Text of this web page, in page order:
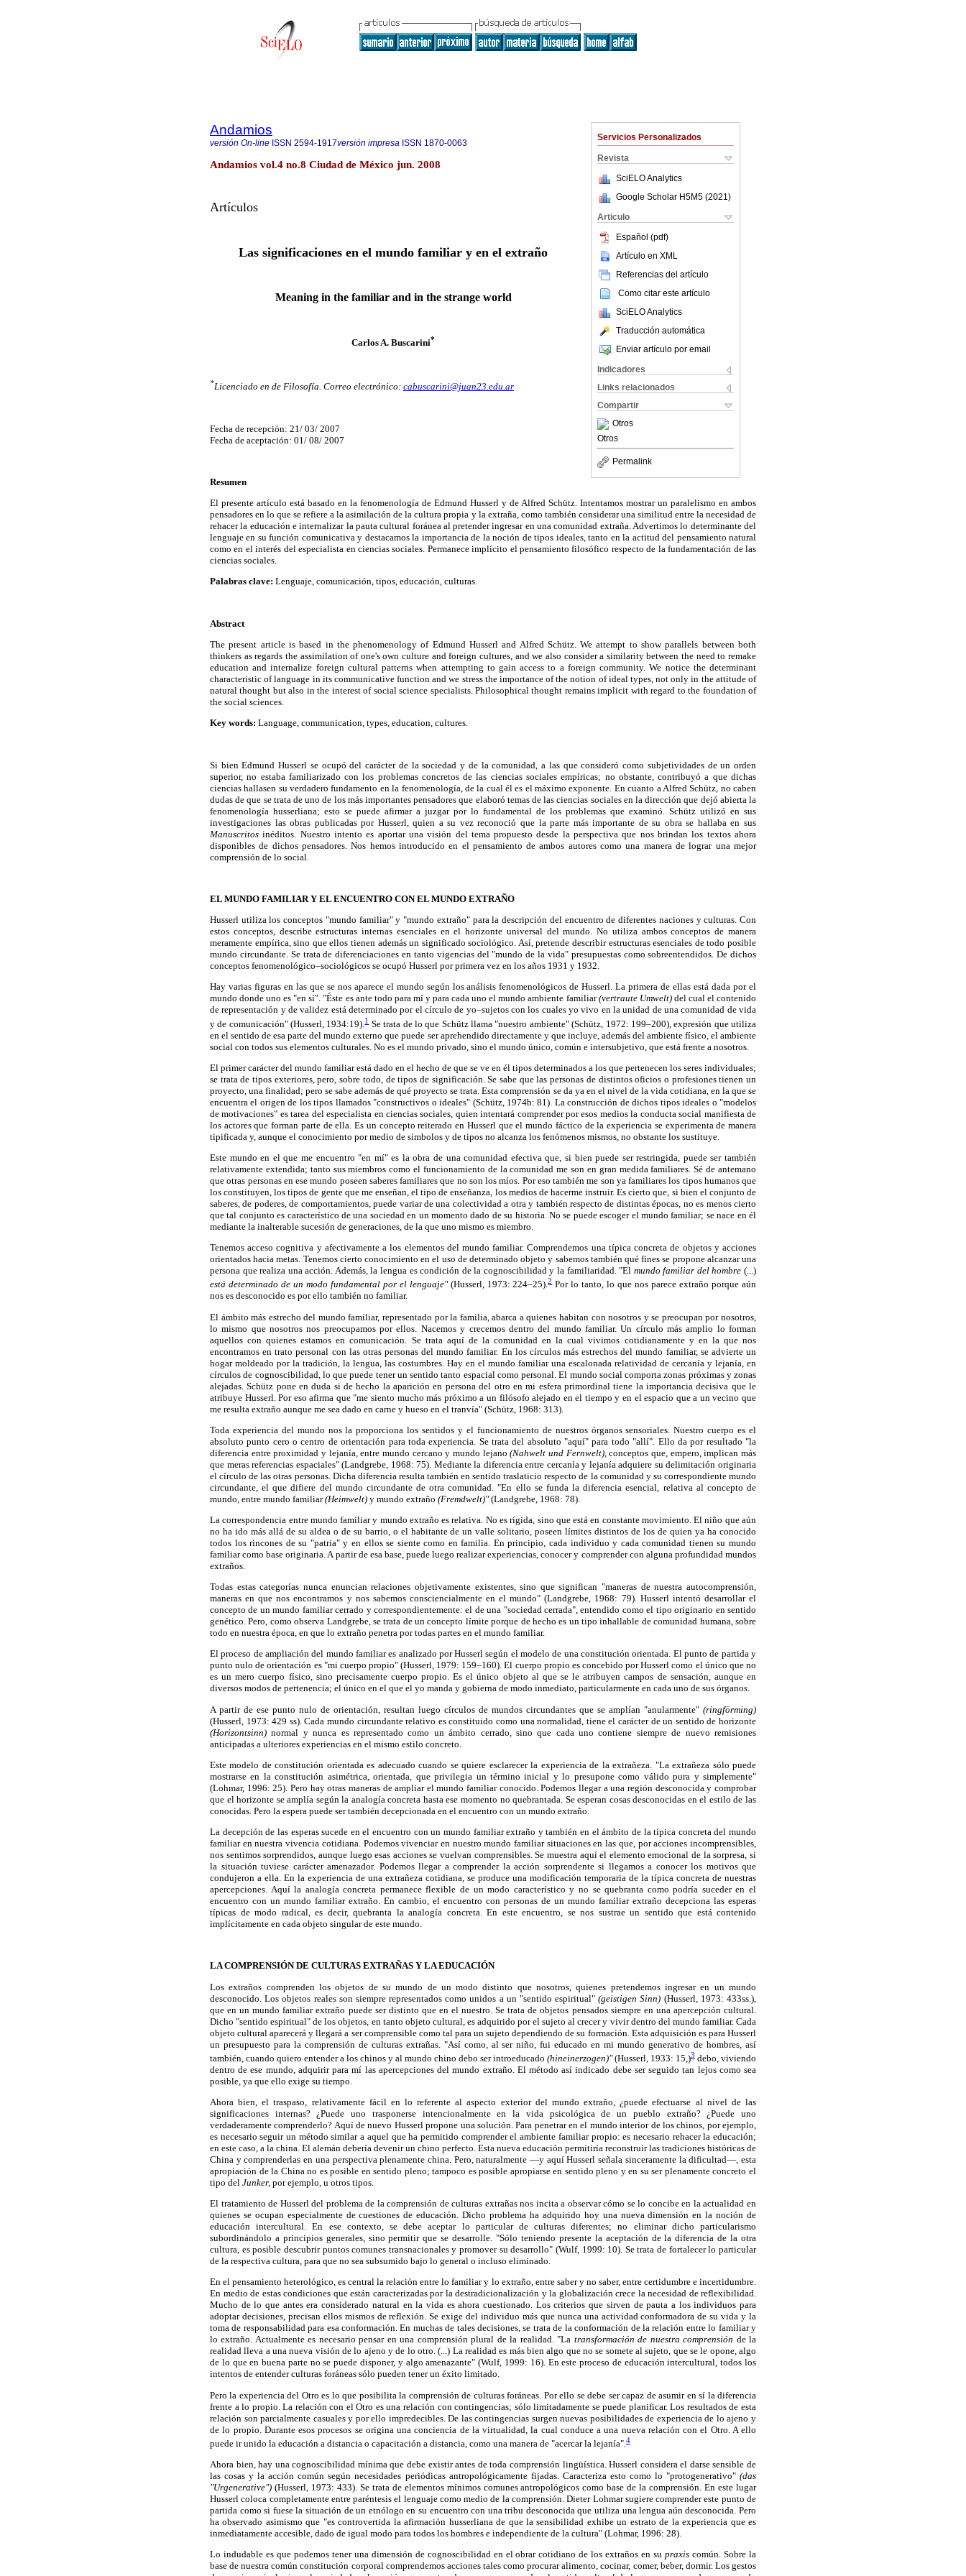
Servicios Personalizados
Revista
SciELO Analytics
Google Scholar H5M5 (2021 )
Articulo
Español (pdf)
Artículo en XML
Referencias del artículo
Como citar este artículo
SciELO Analytics
Traducción automática
Enviar artículo por email
Indicadores
Links relacionados
Compartir
Otros
Otros
Permalink
Andamios
versión On-line ISSN 2594-1917versión impresa ISSN 1870-0063
Andamios vol.4 no.8 Ciudad de México jun. 2008
Artículos
Las significaciones en el mundo familiar y en el extraño
Meaning in the familiar and in the strange world
Carlos A. Buscarini*
*Licenciado en de Filosofía. Correo electrónico: cabuscarini@juan23.edu.ar
Fecha de recepción: 21/ 03/ 2007
Fecha de aceptación: 01/ 08/ 2007
Resumen
El presente artículo está basado en la fenomenología de Edmund Husserl y de Alfred Schütz. Intentamos mostrar un paralelismo en ambos
pensadores en lo que se refiere a la asimilación de la cultura propia y la extraña, como también considerar una similitud entre la necesidad de
rehacer la educación e internalizar la pauta cultural foránea al pretender ingresar en una comunidad extraña. Advertimos lo determinante del
lenguaje en su función comunicativa y destacamos la importancia de la noción de tipos ideales, tanto en la actitud del pensamiento natural
como en el interés del especialista en ciencias sociales. Permanece implícito el pensamiento filosófico respecto de la fundamentación de las
ciencias sociales.
Palabras clave: Lenguaje, comunicación, tipos, educación, culturas.
Abstract
The present article is based in the phenomenology of Edmund Husserl and Alfred Schütz. We attempt to show parallels between both
thinkers as regards the assimilation of one's own culture and foreign cultures, and we also consider a similarity between the need to remake
education and internalize foreign cultural patterns when attempting to gain access to a foreign community. We notice the determinant
characteristic of language in its communicative function and we stress the importance of the notion of ideal types, not only in the attitude of
natural thought but also in the interest of social science specialists. Philosophical thought remains implicit with regard to the foundation of
the social sciences.
Key words: Language, communication, types, education, cultures.
Si bien Edmund Husserl se ocupó del carácter de la sociedad y de la comunidad, a las que consideró como subjetividades de un orden
superior, no estaba familiarizado con los problemas concretos de las ciencias sociales empíricas; no obstante, contribuyó a que dichas
ciencias hallasen su verdadero fundamento en la fenomenología, de la cual él es el máximo exponente. En cuanto a Alfred Schütz, no caben
dudas de que se trata de uno de los más importantes pensadores que elaboró temas de las ciencias sociales en la dirección que dejó abierta la
fenomenología husserliana; esto se puede afirmar a juzgar por lo fundamental de los problemas que examinó. Schütz utilizó en sus
investigaciones las obras publicadas por Husserl, quien a su vez reconoció que la parte más importante de su obra se hallaba en sus
Manuscritosinéditos. Nuestro intento es aportar una visión del tema propuesto desde la perspectiva que nos brindan los textos ahora
disponibles de dichos pensadores. Nos hemos introducido en el pensamiento de ambos autores como una manera de lograr una mejor
comprensión de lo social.
EL MUNDO FAMILIAR Y EL ENCUENTRO CON EL MUNDO EXTRAÑO
Husserl utiliza los conceptos "mundo familiar" y "mundo extraño" para la descripción del encuentro de diferentes naciones y culturas. Con
estos conceptos, describe estructuras internas esenciales en el horizonte universal del mundo. No utiliza ambos conceptos de manera
meramente empírica, sino que ellos tienen además un significado sociológico. Así, pretende describir estructuras esenciales de todo posible
mundo circundante. Se trata de diferenciaciones en tanto vigencias del "mundo de la vida" presupuestas como sobreentendidos. De dichos
conceptos fenomenológico–sociológicos se ocupó Husserl por primera vez en los años 1931 y 1932.
Hay varias figuras en las que se nos aparece el mundo según los análisis fenomenológicos de Husserl. La primera de ellas está dada por el
mundo donde uno es "en sí". "Éste es ante todo para mí y para cada uno el mundo ambiente familiar(vertraute Umwelt) del cual el contenido
de representación y de validez está determinado por el círculo de yo–sujetos con los cuales yo vivo en la unidad de una comunidad de vida
y de comunicación" (Husserl, 1934:19).1 Se trata de lo que Schütz llama "nuestro ambiente" (Schütz, 1972: 199–200), expresión que utiliza
en el sentido de esa parte del mundo externo que puede ser aprehendido directamente y que incluye, además del ambiente físico, el ambiente
social con todos sus elementos culturales. No es el mundo privado, sino el mundo único, común e intersubjetivo, que está frente a nosotros.
El primer carácter del mundo familiar está dado en el hecho de que se ve en él tipos determinados a los que pertenecen los seres individuales;
se trata de tipos exteriores, pero, sobre todo, de tipos de significación. Se sabe que las personas de distintos oficios o profesiones tienen un
proyecto, una finalidad; pero se sabe además de qué proyecto se trata. Esta comprensión se da ya en el nivel de la vida cotidiana, en la que se
encuentra el origen de los tipos llamados "constructivos o ideales" (Schütz, 1974b: 81). La construcción de dichos tipos ideales o "modelos
de motivaciones" es tarea del especialista en ciencias sociales, quien intentará comprender por esos medios la conducta social manifiesta de
los actores que forman parte de ella. Es un concepto reiterado en Husserl que el mundo fáctico de la experiencia se experimenta de manera
tipificada y, aunque el conocimiento por medio de símbolos y de tipos no alcanza los fenómenos mismos, no obstante los sustituye.
Este mundo en el que me encuentro "en mí" es la obra de una comunidad efectiva que, si bien puede ser restringida, puede ser también
relativamente extendida; tanto sus miembros como el funcionamiento de la comunidad me son en gran medida familiares. Sé de antemano
que otras personas en ese mundo poseen saberes familiares que no son los míos. Por eso también me son ya familiares los tipos humanos que
los constituyen, los tipos de gente que me enseñan, el tipo de enseñanza, los medios de hacerme instruir. Es cierto que, si bien el conjunto de
saberes, de poderes, de comportamientos, puede variar de una colectividad a otra y también respecto de distintas épocas, no es menos cierto
que tal conjunto es característico de una sociedad en un momento dado de su historia. No se puede escoger el mundo familiar; se nace en él
mediante la inalterable sucesión de generaciones, de la que uno mismo es miembro.
Tenemos acceso cognitiva y afectivamente a los elementos del mundo familiar. Comprendemos una típica concreta de objetos y acciones
orientados hacia metas. Tenemos cierto conocimiento en el uso de determinado objeto y sabemos también qué fines se propone alcanzar una
persona que realiza una acción. Además, la lengua es condición de la cognoscibilidad y la familiaridad. "El mundo familiar del hombre(...)
está determinado de un modo fundamental por el lenguaje" (Husserl, 1973: 224–25).2Por lo tanto, lo que nos parece extraño porque aún
nos es desconocido es por ello también no familiar.
El ámbito más estrecho del mundo familiar, representado por la familia, abarca a quienes habitan con nosotros y se preocupan por nosotros,
lo mismo que nosotros nos preocupamos por ellos. Nacemos y crecemos dentro del mundo familiar. Un círculo más amplio lo forman
aquellos con quienes estamos en comunicación. Se trata aquí de la comunidad en la cual vivimos cotidianamente y en la que nos
encontramos en trato personal con las otras personas del mundo familiar. En los círculos más estrechos del mundo familiar, se advierte un
hogar moldeado por la tradición, la lengua, las costumbres. Hay en el mundo familiar una escalonada relatividad de cercanía y lejanía, en
círculos de cognoscibilidad, lo que puede tener un sentido tanto espacial como personal. El mundo social comporta zonas próximas y zonas
alejadas. Schütz pone en duda si de hecho la aparición en persona del otro en mi esfera primordinal tiene la importancia decisiva que le
atribuye Husserl. Por eso afirma que "me siento mucho más próximo a un filósofo alejado en el tiempo y en el espacio que a un vecino que
me resulta extraño aunque me sea dado en carne y hueso en el tranvía" (Schütz, 1968: 313).
Toda experiencia del mundo nos la proporciona los sentidos y el funcionamiento de nuestros órganos sensoriales. Nuestro cuerpo es el
absoluto punto cero o centro de orientación para toda experiencia. Se trata del absoluto "aquí" para todo "allí". Ello da por resultado "la
diferencia entre proximidad y lejanía, entre mundo cercano y mundo lejano(Nahwelt und Fernwelt),conceptos que, empero, implican más
que meras referencias espaciales" (Landgrebe, 1968: 75). Mediante la diferencia entre cercanía y lejanía adquiere su delimitación originaria
el círculo de las otras personas. Dicha diferencia resulta también en sentido traslaticio respecto de la comunidad y su correspondiente mundo
circundante, el que difiere del mundo circundante de otra comunidad. "En ello se funda la diferencia esencial, relativa al concepto de
mundo, entre mundo familiar(Heimwelt) y mundo extraño (Fremdwelt)"(Landgrebe, 1968: 78).
La correspondencia entre mundo familiar y mundo extraño es relativa. No es rígida, sino que está en constante movimiento. El niño que aún
no ha ido más allá de su aldea o de su barrio, o el habitante de un valle solitario, poseen límites distintos de los de quien ya ha conocido
todos los rincones de su "patria" y en ellos se siente como en familia. En principio, cada individuo y cada comunidad tienen su mundo
familiar como base originaria. A partir de esa base, puede luego realizar experiencias, conocer y comprender con alguna profundidad mundos
extraños.
Todas estas categorías nunca enuncian relaciones objetivamente existentes, sino que significan "maneras de nuestra autocomprensión,
maneras en que nos encontramos y nos sabemos consciencialmente en el mundo" (Landgrebe, 1968: 79). Husserl intentó desarrollar el
concepto de un mundo familiar cerrado y correspondientemente: el de una "sociedad cerrada", entendido como el tipo originario en sentido
genético. Pero, como observa Landgrebe, se trata de un concepto límite porque de hecho es un tipo inhallable de comunidad humana, sobre
todo en nuestra época, en que lo extraño penetra por todas partes en el mundo familiar.
El proceso de ampliación del mundo familiar es analizado por Husserl según el modelo de una constitución orientada. El punto de partida y
punto nulo de orientación es "mi cuerpo propio" (Husserl, 1979: 159–160). El cuerpo propio es concebido por Husserl como el único que no
es un mero cuerpo físico, sino precisamente cuerpo propio. Es el único objeto al que se le atribuyen campos de sensación, aunque en
diversos modos de pertenencia; el único en el que el yo manda y gobierna de modo inmediato, particularmente en cada uno de sus órganos.
A partir de ese punto nulo de orientación, resultan luego círculos de mundos circundantes que se amplían "anularmente" (ringförming)
(Husserl, 1973: 429 ss). Cada mundo circundante relativo es constituido como una normalidad, tiene el carácter de un sentido de horizonte
(Horizontsinn)normal y nunca es representado como un ámbito cerrado, sino que cada uno contiene siempre de nuevo remisiones
anticipadas a ulteriores experiencias en el mismo estilo concreto.
Este modelo de constitución orientada es adecuado cuando se quiere esclarecer la experiencia de la extrañeza. "La extrañeza sólo puede
mostrarse en la constitución asimétrica, orientada, que privilegia un término inicial y lo presupone como válido pura y simplemente"
(Lohmar, 1996: 25). Pero hay otras maneras de ampliar el mundo familiar conocido. Podemos llegar a una región desconocida y comprobar
que el horizonte se amplía según la analogía concreta hasta ese momento no quebrantada. Se esperan cosas desconocidas en el estilo de las
conocidas. Pero la espera puede ser también decepcionada en el encuentro con un mundo extraño.
La decepción de las esperas sucede en el encuentro con un mundo familiar extraño y también en el ámbito de la típica concreta del mundo
familiar en nuestra vivencia cotidiana. Podemos vivenciar en nuestro mundo familiar situaciones en las que, por acciones incomprensibles,
nos sentimos sorprendidos, aunque luego esas acciones se vuelvan comprensibles. Se muestra aquí el elemento emocional de la sorpresa, si
la situación tuviese carácter amenazador. Podemos llegar a comprender la acción sorprendente si llegamos a conocer los motivos que
condujeron a ella. En la experiencia de una extrañeza cotidiana, se produce una modificación temporaria de la típica concreta de nuestras
apercepciones. Aquí la analogía concreta permanece flexible de un modo característico y no se quebranta como podría suceder en el
encuentro con un mundo familiar extraño. En cambio, el encuentro con personas de un mundo familiar extraño decepciona las esperas
típicas de modo radical, es decir, quebranta la analogía concreta. En este encuentro, se nos sustrae un sentido que está contenido
implícitamente en cada objeto singular de este mundo.
LA COMPRENSIÓN DE CULTURAS EXTRAÑAS Y LA EDUCACIÓN
Los extraños comprenden los objetos de su mundo de un modo distinto que nosotros, quienes pretendemos ingresar en un mundo
desconocido. Los objetos reales son siempre representados como unidos a un "sentido espiritual"(geistigen Sinn) (Husserl, 1973: 433ss.),
que en un mundo familiar extraño puede ser distinto que en el nuestro. Se trata de objetos pensados siempre en una apercepción cultural.
Dicho "sentido espiritual" de los objetos, en tanto objeto cultural, es adquirido por el sujeto al crecer y vivir dentro del mundo familiar. Cada
objeto cultural aparecerá y llegará a ser comprensible como tal para un sujeto dependiendo de su formación. Esta adquisición es para Husserl
un presupuesto para la comprensión de culturas extrañas. "Así como, al ser niño, fui educado en mi mundo generativo de hombres, así
también, cuando quiero entender a los chinos y al mundo chino debo ser introeducado (hineinerzogen)"(Husserl, 1933: 15,)3 debo, viviendo
dentro de ese mundo, adquirir para mí las apercepciones del mundo extraño. El método así indicado debe ser seguido tan lejos como sea
posible, ya que ello exige su tiempo.
Ahora bien, el traspaso, relativamente fácil en lo referente al aspecto exterior del mundo extraño, ¿puede efectuarse al nivel de las
significaciones internas? ¿Puede uno trasponerse intencionalmente en la vida psicológica de un pueblo extraño? ¿Puede uno
verdaderamente comprenderlo? Aquí de nuevo Husserl propone una solución. Para penetrar en el mundo interior de los chinos, por ejemplo,
es necesario seguir un método similar a aquel que ha permitido comprender el ambiente familiar propio: es necesario rehacer la educación;
en este caso, a la china. El alemán debería devenir un chino perfecto. Esta nueva educación permitiría reconstruir las tradiciones históricas de
China y comprenderlas en una perspectiva plenamente china. Pero, naturalmente —y aquí Husserl señala sinceramente la dificultad—, esta
apropiación de la China no es posible en sentido pleno; tampoco es posible apropiarse en sentido pleno y en su ser plenamente concreto el
tipo del Junker, por ejemplo, u otros tipos.
El tratamiento de Husserl del problema de la comprensión de culturas extrañas nos incita a observar cómo se lo concibe en la actualidad en
quienes se ocupan especialmente de cuestiones de educación. Dicho problema ha adquirido hoy una nueva dimensión en la noción de
educación intercultural. En ese contexto, se debe aceptar lo particular de culturas diferentes; no eliminar dicho particularismo
subordinándolo a principios generales, sino permitir que se desarrolle. "Sólo teniendo presente la aceptación de la diferencia de la otra
cultura, es posible descubrir puntos comunes transnacionales y promover su desarrollo" (Wulf, 1999: 10). Se trata de fortalecer lo particular
de la respectiva cultura, para que no sea subsumido bajo lo general o incluso eliminado.
En el pensamiento heterológico, es central la relación entre lo familiar y lo extraño, entre saber y no saber, entre certidumbre e incertidumbre.
En medio de estas condiciones que están caracterizadas por la destradicionalización y la globalización crece la necesidad de reflexibilidad.
Mucho de lo que antes era considerado natural en la vida es ahora cuestionado. Los criterios que sirven de pauta a los individuos para
adoptar decisiones, precisan ellos mismos de reflexión. Se exige del individuo más que nunca una actividad conformadora de su vida y la
toma de responsabilidad para esa conformación. En muchas de tales decisiones, se trata de la conformación de la relación entre lo familiar y
lo extraño. Actualmente es necesario pensar en una comprensión plural de la realidad. "La transformación de nuestra comprensión de la
realidad lleva a una nueva visión de lo ajeno y de lo otro. (...) La realidad es más bien algo que no se somete al sujeto, que se le opone, algo
de lo que en buena parte no se puede disponer, y algo amenazante" (Wulf, 1999: 16). En este proceso de educación intercultural, todos los
intentos de entender culturas foráneas sólo pueden tener un éxito limitado.
Pero la experiencia del Otro es lo que posibilita la comprensión de culturas foráneas. Por ello se debe ser capaz de asumir en sí la diferencia
frente a lo propio. La relación con el Otro es una relación con contingencias; sólo limitadamente se puede planificar. Los resultados de esta
relación son parcialmente casuales y por ello impredecibles. De las contingencias surgen nuevas posibilidades de experiencia de lo ajeno y
de lo propio. Durante esos procesos se origina una conciencia de la virtualidad, la cual conduce a una nueva relación con el Otro. A ello
puede ir unido la educación a distancia o capacitación a distancia, como una manera de "acercar la lejanía". 4
Ahora bien, hay una cognoscibilidad mínima que debe existir antes de toda comprensión lingüística. Husserl considera el darse sensible de
las cosas y la acción común según necesidades periódicas antropológicamente fijadas. Caracteriza esto como lo "protogenerativo" (das
"Urgenerative") (Husserl, 1973: 433). Se trata de elementos mínimos comunes antropológicos como base de la comprensión. En este lugar
Husserl coloca completamente entre paréntesis el lenguaje como medio de la comprensión. Dieter Lohmar sugiere comprender este punto de
partida como si fuese la situación de un etnólogo en su encuentro con una tribu desconocida que utiliza una lengua aún desconocida. Pero
ha observado asimismo que "es controvertida la afirmación husserliana de que la sensibilidad exhibe un estrato de la experiencia que es
inmediatamente accesible, dado de igual modo para todos los hombres e independiente de la cultura" (Lohmar, 1996: 28).
Lo indudable es que podemos tener una dimensión de cognoscibilidad en el obrar cotidiano de los extraños en supraxiscomún. Sobre la
base de nuestra común constitución corporal comprendemos acciones tales como procurar alimento, cocinar, comer, beber, dormir. Los gestos